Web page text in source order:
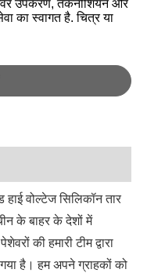
उपकरण, तकनीशियन और
का स्वागत है. चित्र या
वोल्टेज सिलिकॉन तार
के बाहर के देशों में
की हमारी टीम द्वारा
है। हम अपने ग्राहकों को